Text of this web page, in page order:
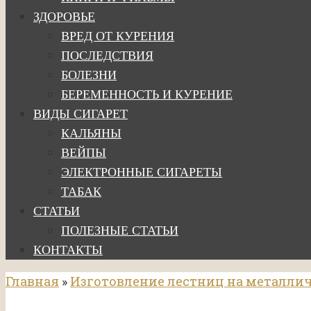
ЗДОРОВЬЕ
ВРЕД ОТ КУРЕНИЯ
ПОСЛЕДСТВИЯ
БОЛЕЗНИ
БЕРЕМЕННОСТЬ И КУРЕНИЕ
ВИДЫ СИГАРЕТ
КАЛЬЯНЫ
ВЕЙПЫ
ЭЛЕКТРОННЫЕ СИГАРЕТЫ
ТАБАК
СТАТЬИ
ПОЛЕЗНЫЕ СТАТЬИ
КОНТАКТЫ
Главная » Изготовление лестниц на